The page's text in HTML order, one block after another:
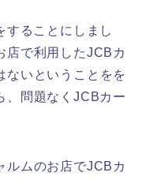
することにしまし
店で利用したJCBカ
ないということをを
、問題なくJCBカー
ルムのお店でJCBカ